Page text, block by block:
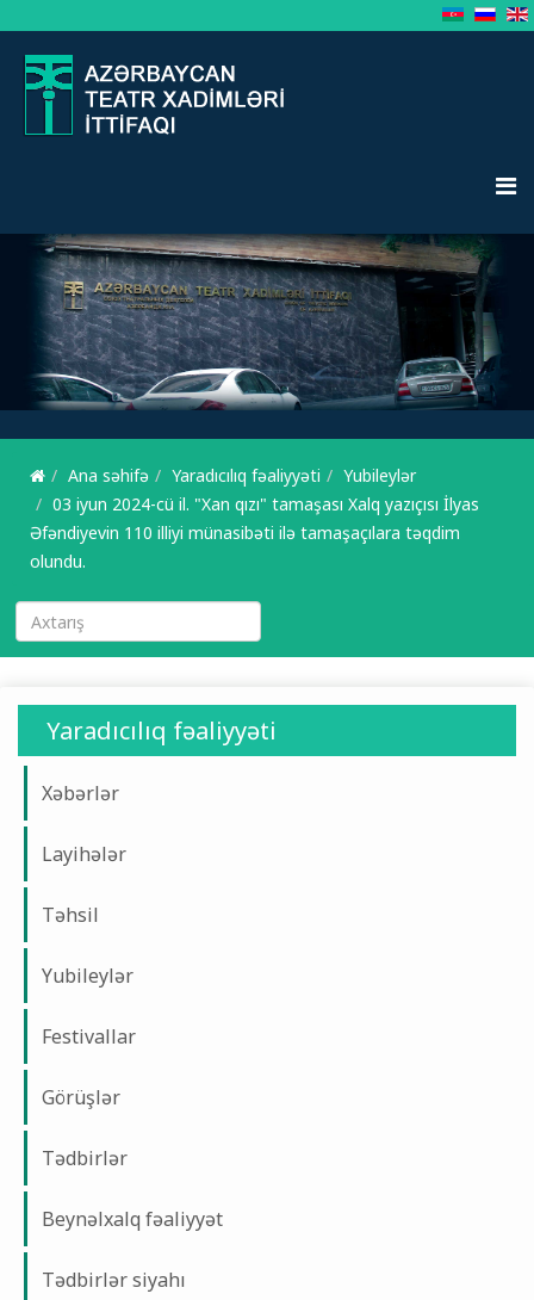
Ana səhifə Yaradıcılıq fəaliyyəti
Yubileylər
03 iyun 2024-cü il. "Xan qızı" tamaşası Xalq yazıçısı İlyas
Əfəndiyevin 110 illiyi münasibəti ilə tamaşaçılara təqdim
olundu.
Yaradıcılıq fəaliyyəti
Xəbərlər
Layihələr
Təhsil
Yubileylər
Festivallar
Görüşlər
Tədbirlər
Beynəlxalq fəaliyyət
Tədbirlər siyahı